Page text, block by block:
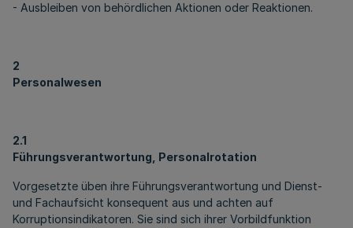
- Ausbleiben von behördlichen Aktionen oder Reaktionen.
2
Personalwesen
2.1
Führungsverantwortung, Personalrotation
Vorgesetzte üben ihre Führungsverantwortung und Dienst-
und Fachaufsicht konsequent aus und achten auf
Korruptionsindikatoren. Sie sind sich ihrer Vorbildfunktion